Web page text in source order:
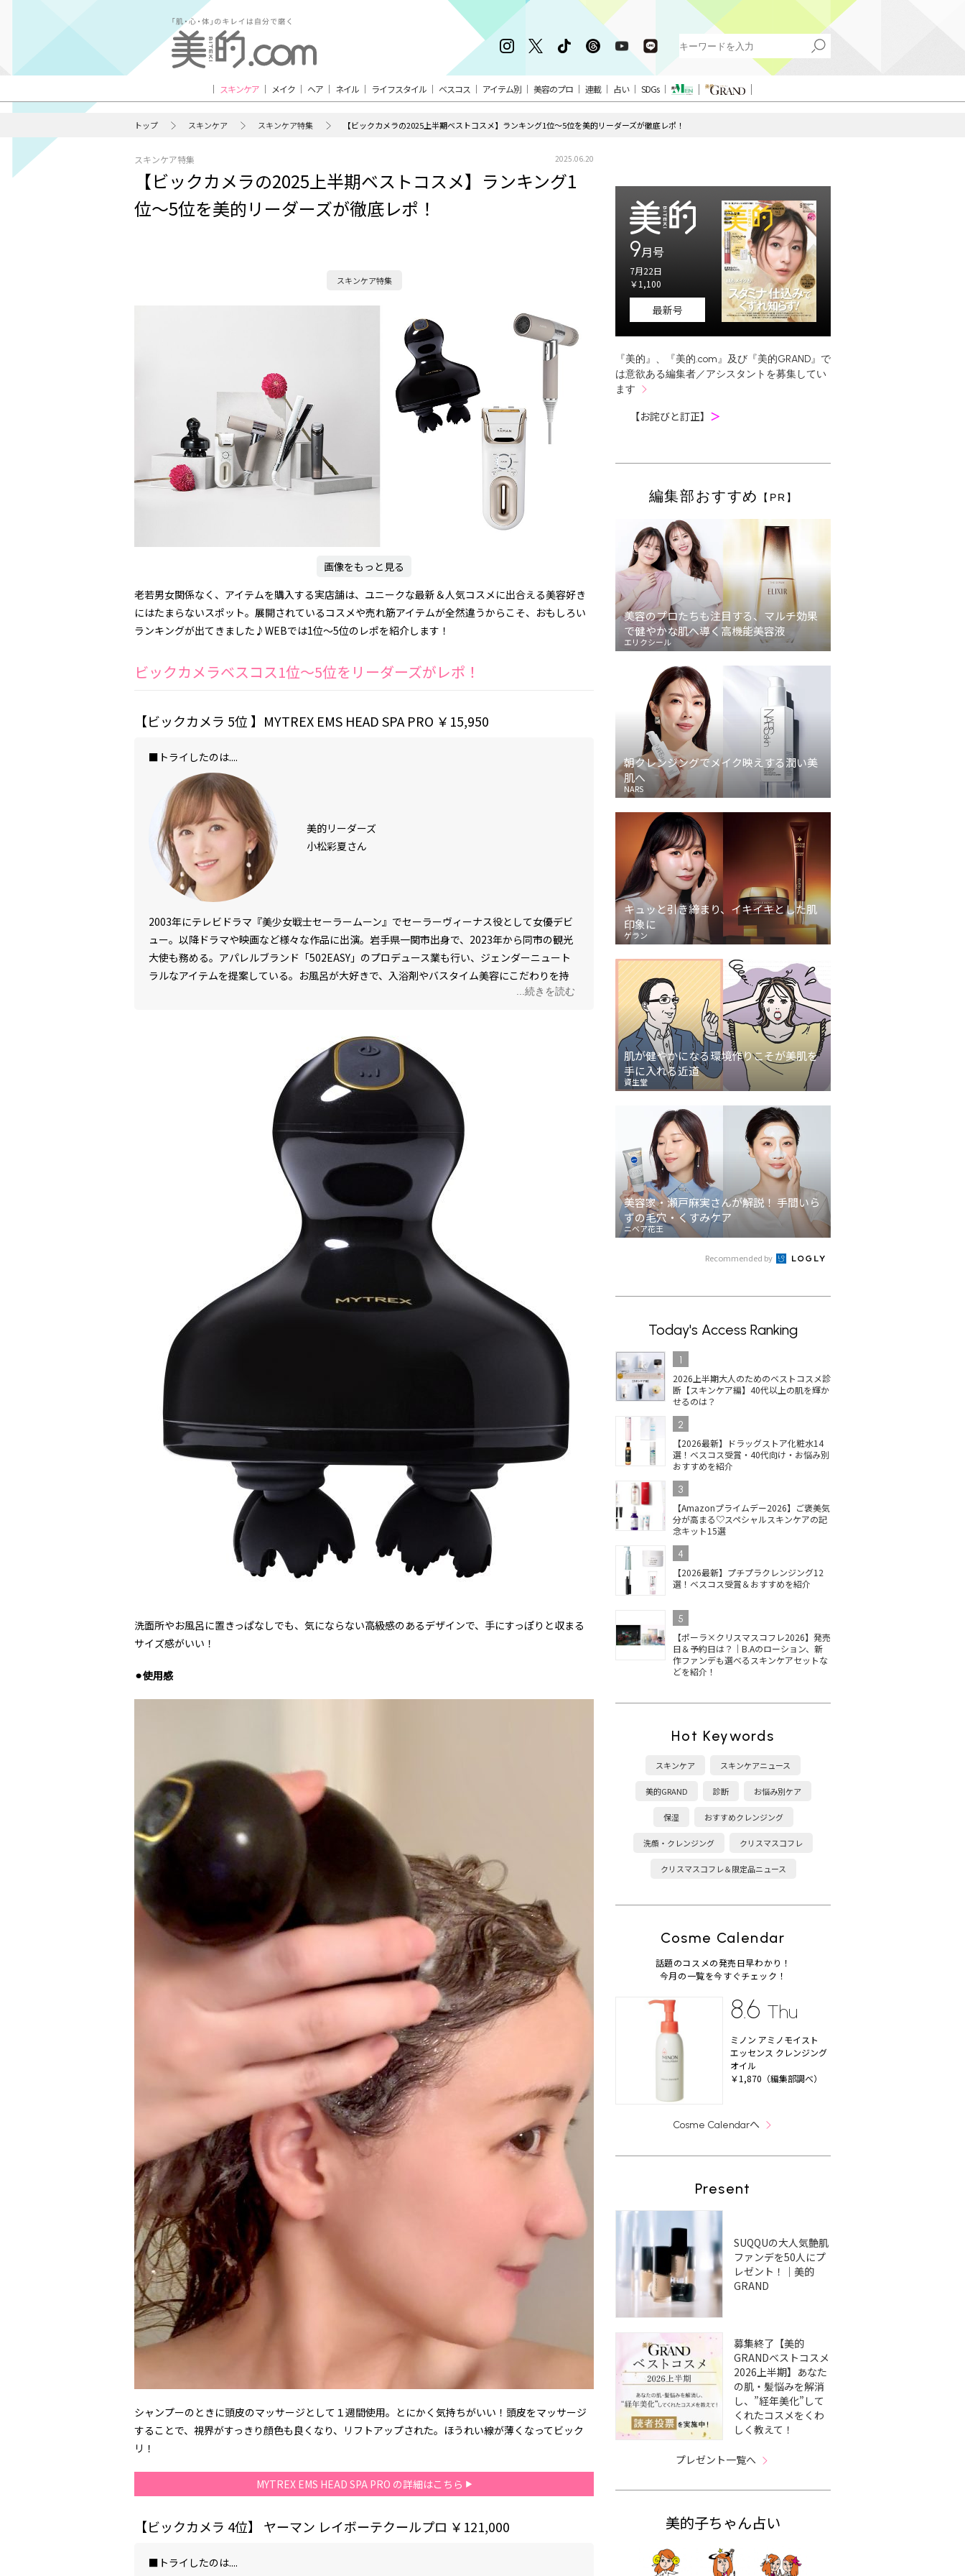
スキンケア メイク ヘア ネイル ライフスタイル ベスコス アイテム別 美容のプロ 連載 占い SDGs
トップ スキンケア スキンケア特集 【ビックカメラの2025上半期ベストコスメ】ランキング1位〜5位を美的リーダーズが徹底レポ！
スキンケア特集 2025.06.20
【ビックカメラの2025上半期ベストコスメ】ランキング1
位〜5位を美的リーダーズが徹底レポ！
スキンケア特集
画像をもっと見る
老若男女関係なく、アイテムを購入する実店舗は、ユニークな最新＆人気コスメに出合える美容好き
にはたまらないスポット。展開されているコスメや売れ筋アイテムが全然違うからこそ、おもしろい
ランキングが出てきました♪WEBでは1位〜5位のレポを紹介します！
ビックカメラベスコス1位〜5位をリーダーズがレポ！
【ビックカメラ 5位】MYTREX EMS HEAD SPA PRO ￥15,950
■トライしたのは....
美的リーダーズ
小松彩夏さん
2003年にテレビドラマ『美少女戦士セーラームーン』でセーラーヴィーナス役として女優デビ
ュー。以降ドラマや映画など様々な作品に出演。岩手県一関市出身で、2023年から同市の観光
大使も務める。アパレルブランド「502EASY」のプロデュース業も行い、ジェンダーニュート
ラルなアイテムを提案している。お風呂が大好きで、入浴剤やバスタイム美容にこだわりを持
...続きを読む
洗面所やお風呂に置きっぱなしでも、気にならない高級感のあるデザインで、手にすっぽりと収まる
サイズ感がいい！
⚫︎使用感
シャンプーのときに頭皮のマッサージとして１週間使用。とにかく気持ちがいい！頭皮をマッサージ
することで、視界がすっきり顔色も良くなり、リフトアップされた。ほうれい線が薄くなってビック
リ！
MYTREX EMS HEAD SPA PRO の詳細はこちら
【ビックカメラ 4位】 ヤーマン レイボーテクールプロ ￥121,000
■トライしたのは....
9月号
7月22日
￥1,100
最新号
『美的』、『美的.com』及び『美的GRAND』で
は意欲ある編集者／アシスタントを募集してい
ます
【お詫びと訂正】 ＞
編集部おすすめ 【PR】
美容のプロたちも注目する、マルチ効果
で健やかな肌へ導く高機能美容液
エリクシール
朝クレンジングでメイク映えする潤い美
肌へ
NARS
キュッと引き締まり、イキイキとした肌
印象に
ゲラン
肌が健やかになる環境作りこそが美肌を
手に入れる近道
資生堂
美容家・瀬戸麻実さんが解説！ 手間いら
ずの毛穴・くすみケア
ニベア花王
Recommended by
Today's Access Ranking
1
2026上半期大人のためのベストコスメ診
断【スキンケア編】40代以上の肌を輝か
せるのは？
2
【2026最新】ドラッグストア化粧水14
選！ベスコス受賞・40代向け・お悩み別
おすすめを紹介
3
【Amazonプライムデー2026】ご褒美気
分が高まる♡スペシャルスキンケアの記
念キット15選
4
【2026最新】プチプラクレンジング12
選！ベスコス受賞＆おすすめを紹介
5
【ポーラ×クリスマスコフレ2026】発売
日＆予約日は？｜B.Aのローション、新
作ファンデも選べるスキンケアセットな
どを紹介！
Hot Keywords
スキンケア スキンケアニュース
美的GRAND 診断 お悩み別ケア
保湿 おすすめクレンジング
洗顔・クレンジング クリスマスコフレ
クリスマスコフレ＆限定品ニュース
Cosme Calendar
話題のコスメの発売日早わかり！
今月の一覧を今すぐチェック！
8.6 Thu
ミノン アミノモイスト
エッセンス クレンジング
オイル
￥1,870（編集部調べ）
Cosme Calendarへ
Present
SUQQUの大人気艶肌
ファンデを50人にプ
レゼント！｜美的
GRAND
募集終了【美的
GRANDベストコスメ
2026上半期】あなた
の肌・髪悩みを解消
し、”経年美化”して
くれたコスメをくわ
しく教えて！
プレゼント一覧へ
美的子ちゃん占い